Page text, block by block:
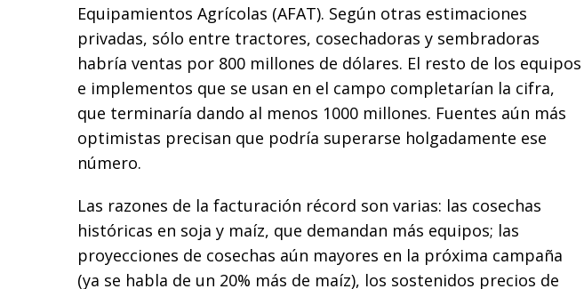
Equipamientos Agrícolas (AFAT). Según otras estimaciones
privadas, sólo entre tractores, cosechadoras y sembradoras
habría ventas por 800 millones de dólares. El resto de los equipos
e implementos que se usan en el campo completarían la cifra,
que terminaría dando al menos 1000 millones. Fuentes aún más
optimistas precisan que podría superarse holgadamente ese
número.
Las razones de la facturación récord son varias: las cosechas
históricas en soja y maíz, que demandan más equipos; las
proyecciones de cosechas aún mayores en la próxima campaña
(ya se habla de un 20% más de maíz), los sostenidos precios de